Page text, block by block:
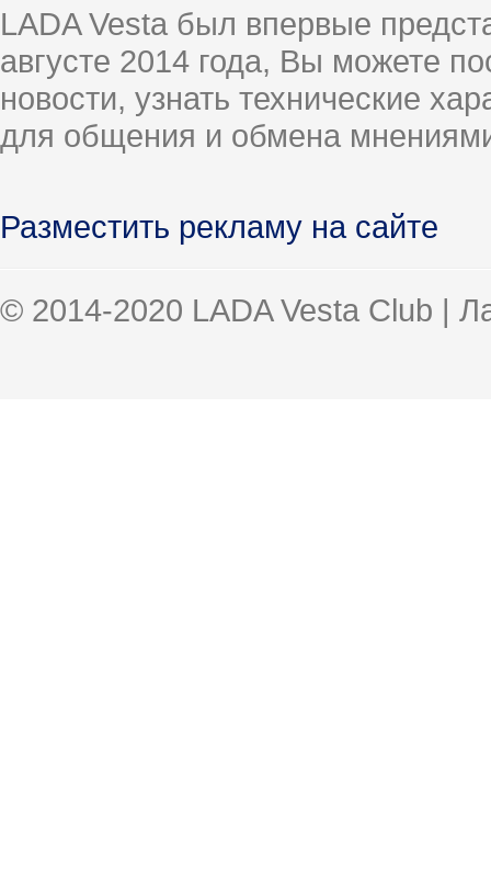
LADA Vesta был впервые
августе 2014 года, Вы можете
новости, узнать технические
для общения и обмена
Разместить рекламу на сайте
© 2014-2020 LADA Vesta Club |